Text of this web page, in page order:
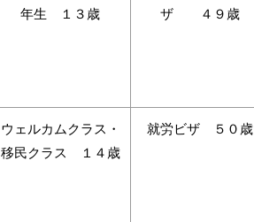
年生 １３歳
ザ ４９歳
ウェルカムクラス・
移民クラス １４歳
就労ビザ ５０歳